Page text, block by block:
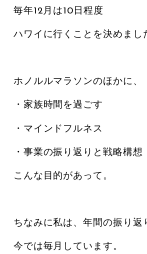
毎年12月は10日程度
ハワイに行くことを決めまし
ホノルルマラソンのほかに、
・家族時間を過ごす
・マインドフルネス
・事業の振り返りと戦略構想
こんな目的があって。
ちなみに私は、年間の振り返
今では毎月しています。